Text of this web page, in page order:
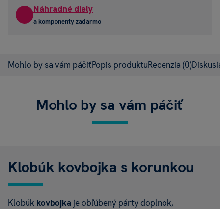
Náhradné diely
a komponenty zadarmo
Mohlo by sa vám páčiťPopis produktuRecenzia (0)
Mohlo by sa vám páčiť
Klobúk kovbojka s korunkou
Klobúk kovbojka je obľúbený párty doplnok,